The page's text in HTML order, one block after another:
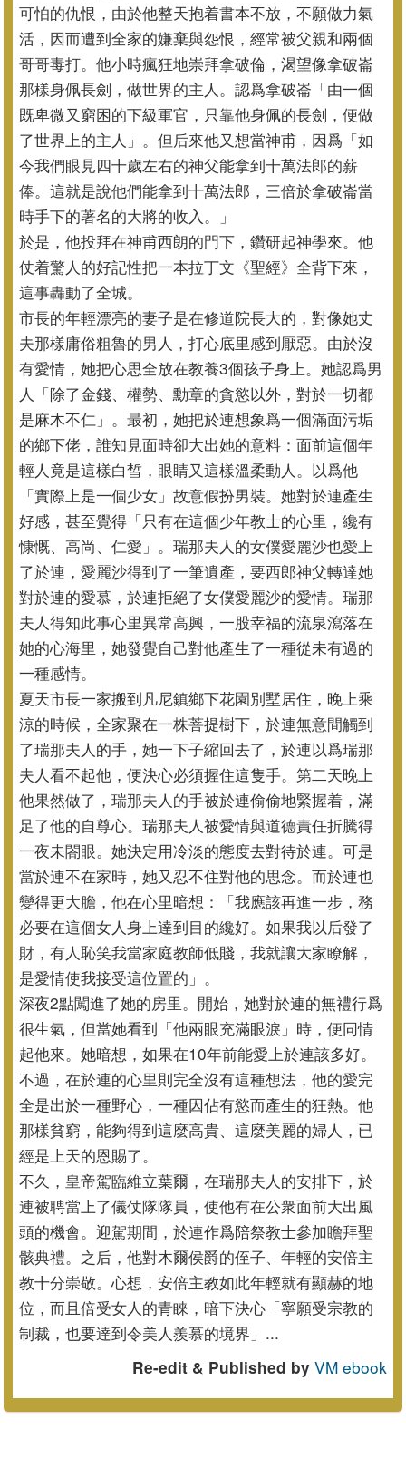
可怕的仇恨， 由於他整天抱着書本不放，不願做力氣
活， 因而遭到全家的嫌棄與怨恨，經常被父親和兩個
哥哥毒打。 他小時瘋狂地崇拜拿破倫，渴望像拿破崙
那樣身佩長劍， 做世界的主人。認爲拿破崙「由一個
既卑微又窮困的下級軍官， 只靠他身佩的長劍，便做
了世界上的主人」。但后來他又想當神甫， 因爲「如
今我們眼見四十歲左右的神父能拿到十萬法郎的薪
俸。 這就是說他們能拿到十萬法郎， 三倍於拿破崙當
時手下的著名的大將的收入。」
於是，他投拜在神甫西朗的門下，鑽研起神學來。 他
仗着驚人的好記性把一本拉丁文《聖經》全背下來，
這事轟動了全城。
市長的年輕漂亮的妻子是在修道院長大的， 對像她丈
夫那樣庸俗粗魯的男人，打心底里感到厭惡。 由於沒
有愛情，她把心思全放在教養3個孩子身上。她認爲男
人「除了金錢、權勢、勳章的貪慾以外，對於一切都
是麻木不仁」。 最初，她把於連想象爲一個滿面污垢
的鄉下佬， 誰知見面時卻大出她的意料：面前這個年
輕人竟是這樣白皙， 眼睛又這樣溫柔動人。以爲他
「實際上是一個少女」故意假扮男裝。 她對於連產生
好感，甚至覺得「只有在這個少年教士的心里， 纔有
慷慨、高尚、仁愛」。瑞那夫人的女僕愛麗沙也愛上
了於連， 愛麗沙得到了一筆遺產，要西郎神父轉達她
對於連的愛慕， 於連拒絕了女僕愛麗沙的愛情。瑞那
夫人得知此事心里異常高興， 一股幸福的流泉瀉落在
她的心海里， 她發覺自己對他產生了一種從未有過的
一種感情。
夏天市長一家搬到凡尼鎮鄉下花園別墅居住，晚上乘
涼的時候， 全家聚在一株菩提樹下，於連無意間觸到
了瑞那夫人的手， 她一下子縮回去了，於連以爲瑞那
夫人看不起他， 便決心必須握住這隻手。第二天晚上
他果然做了， 瑞那夫人的手被於連偷偷地緊握着，滿
足了他的自尊心。 瑞那夫人被愛情與道德責任折騰得
一夜未閤眼。 她決定用冷淡的態度去對待於連。可是
當於連不在家時， 她又忍不住對他的思念。而於連也
變得更大膽，他在心里暗想：「我應該再進一步，務
必要在這個女人身上達到目的纔好。 如果我以后發了
財，有人恥笑我當家庭教師低賤，我就讓大家瞭解，
是愛情使我接受這位置的」。
深夜2點闖進了她的房里。開始，她對於連的無禮行爲
很生氣， 但當她看到「他兩眼充滿眼淚」時，便同情
起他來。她暗想， 如果在10年前能愛上於連該多好。
不過， 在於連的心里則完全沒有這種想法，他的愛完
全是出於一種野心， 一種因佔有慾而產生的狂熱。他
那樣貧窮，能夠得到這麼高貴、 這麼美麗的婦人，已
經是上天的恩賜了。
不久，皇帝駕臨維立葉爾，在瑞那夫人的安排下， 於
連被聘當上了儀仗隊隊員，使他有在公衆面前大出風
頭的機會。 迎駕期間，於連作爲陪祭教士參加瞻拜聖
骸典禮。之后， 他對木爾侯爵的侄子、年輕的安倍主
教十分崇敬。心想， 安倍主教如此年輕就有顯赫的地
位，而且倍受女人的青睞， 暗下決心「寧願受宗教的
制裁，也要達到令美人羨慕的境界」...
Re-edit & Published by VM ebook